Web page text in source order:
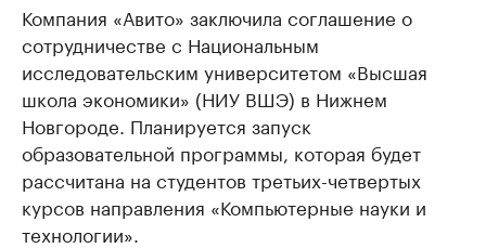
Компания «Авито» заключила соглашение о
сотрудничестве с Национальным
исследовательским университетом «Высшая
школа экономики» (НИУ ВШЭ) в Нижнем
Новгороде. Планируется запуск
образовательной программы, которая будет
рассчитана на студентов третьих-четвертых
курсов направления «Компьютерные науки и
технологии».